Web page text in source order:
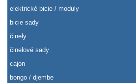
elektrické bicie / moduly
bicie sady
činely
činelové sady
cajon
bongo / djembe